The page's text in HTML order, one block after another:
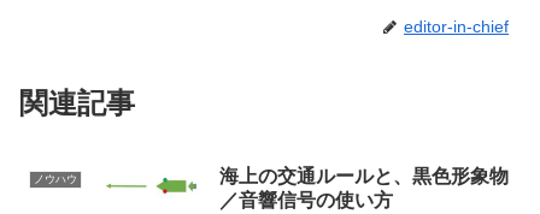
editor-in-chief
関連記事
ノウハウ
海上の交通ルールと、黒色形象物
／音響信号の使い方